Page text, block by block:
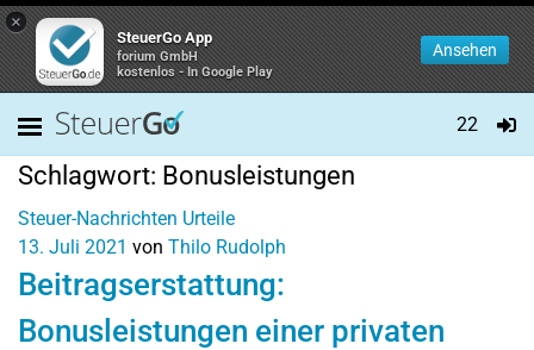
×
SteuerGo App
forium GmbH
kostenlos - In Google Play
Ansehen
22
Schlagwort: Bonusleistungen
Steuer-Nachrichten Urteile
13. Juli 2021 von Thilo Rudolph
Beitragserstattung:
Bonusleistungen einer privaten